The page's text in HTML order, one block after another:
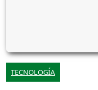
TECNOLOGÍA